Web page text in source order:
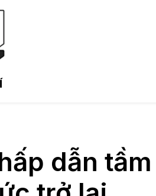
dẫn